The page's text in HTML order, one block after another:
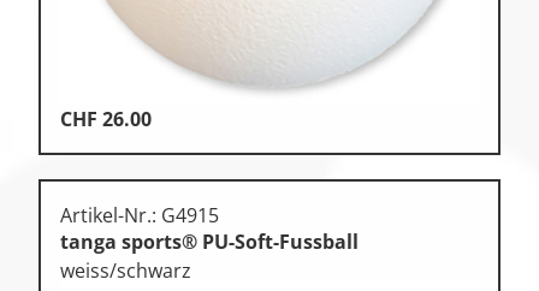
CHF 26.00
Artikel-Nr.: G4915
tanga sports® PU-Soft-Fussball
weiss/schwarz